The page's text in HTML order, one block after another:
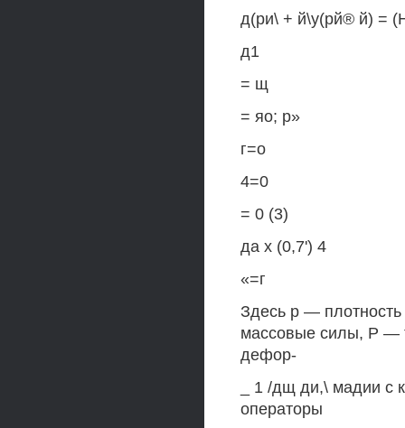
д(ри\ + й\у(рй® й) =
д1
= щ
= яо; р»
г=о
4=0
= 0 (3)
да х (0,7') 4
«=г
Здесь р —
массовые силы, Р —
дефор-
_ 1 /дщ ди,\ мадии
операторы